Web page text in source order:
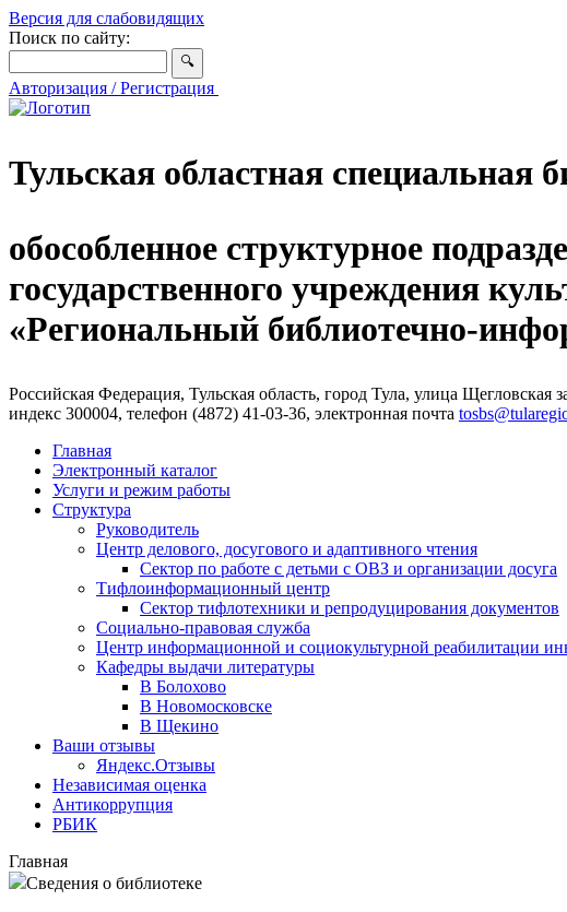
Версия для слабовидящих
Поиск по сайту:
Авторизация / Регистрация
Тульская областная специальная
обособленное структурное
государственного учреждения
«Региональный библиотечно-
Российская Федерация, Тульская область, город Тула, улица Щегловская
индекс 300004, телефон (4872) 41-03-36, электронная почта
Главная
Электронный каталог
Услуги и режим работы
Структура
Руководитель
Центр делового, досугового и адаптивного чтения
Сектор по работе с детьми с ОВЗ и организации досуга
Тифлоинформационный центр
Сектор тифлотехники и репродуцирования документов
Социально-правовая служба
Центр информационной и социокультурной реабилитации
Кафедры выдачи литературы
В Болохово
В Новомосковске
В Щекино
Ваши отзывы
Яндекс.Отзывы
Независимая оценка
Антикоррупция
РБИК
Главная
Сведения о библиотеке